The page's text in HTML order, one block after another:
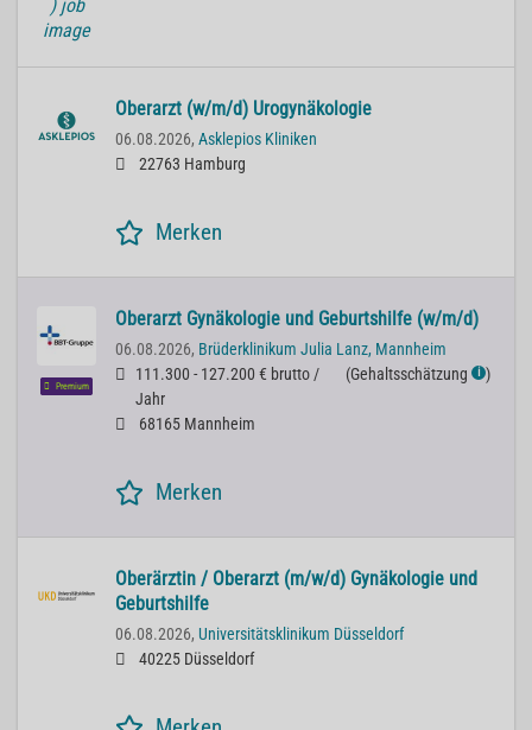
Oberarzt (w/m/d) Urogynäkologie
06.08.2026, Asklepios Kliniken
22763 Hamburg
Merken
Premium
Oberarzt Gynäkologie und Geburtshilfe (w/m/d)
06.08.2026, Brüderklinikum Julia Lanz, Mannheim
111.300 - 127.200 € brutto /
Jahr
(Gehaltsschätzung ℹ )
68165 Mannheim
Merken
Oberärztin / Oberarzt (m/w/d) Gynäkologie und
Geburtshilfe
06.08.2026, Universitätsklinikum Düsseldorf
40225 Düsseldorf